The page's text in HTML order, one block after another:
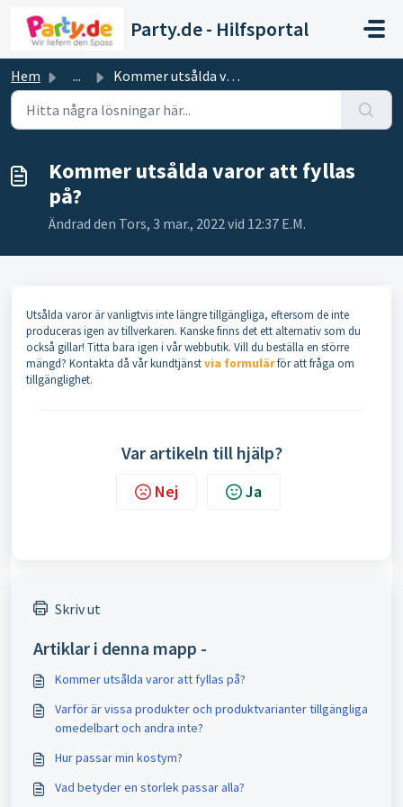
Party.de - Hilfsportal
Hem ... Kommer utsålda varor att fyllas på?
Kommer utsålda varor att fyllas
på?
Ändrad den Tors, 3 mar., 2022 vid 12:37 E.M.
Utsålda varor är vanligtvis inte längre tillgängliga, eftersom de inte
produceras igen av tillverkaren. Kanske finns det ett alternativ som du
också gillar! Titta bara igen i vår webbutik. Vill du beställa en större
mängd? Kontakta då vår kundtjänstvia formulärför att fråga om
tillgänglighet.
Var artikeln till hjälp?
Nej Ja
Skriv ut
Artiklar i denna mapp -
Kommer utsålda varor att fyllas på?
Varför är vissa produkter och produktvarianter tillgängliga
omedelbart och andra inte?
Hur passar min kostym?
Vad betyder en storlek passar alla?